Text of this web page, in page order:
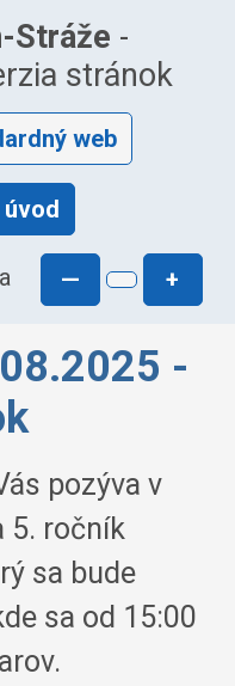
Stráže -
stránok
web
úvod
— +
-
pozýva v
5. ročník
sa bude
sa od 15:00